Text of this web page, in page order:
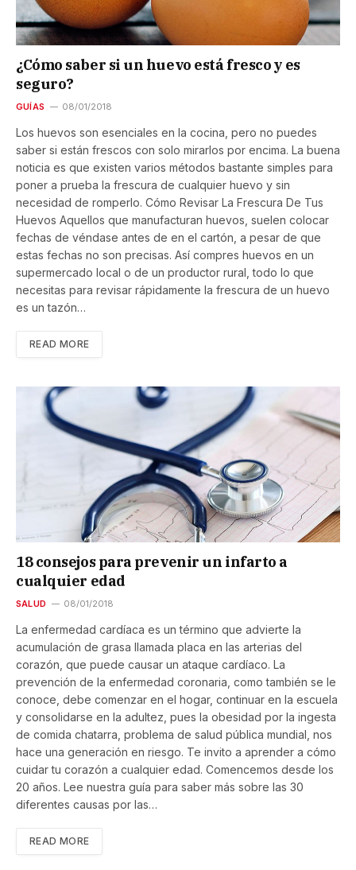
¿Cómo saber si un huevo está fresco y es
seguro?
GUÍAS 08/01/2018
Los huevos son esenciales en la cocina, pero no puedes
saber si están frescos con solo mirarlos por encima. La buena
noticia es que existen varios métodos bastante simples para
poner a prueba la frescura de cualquier huevo y sin
necesidad de romperlo. Cómo Revisar La Frescura De Tus
Huevos Aquellos que manufacturan huevos, suelen colocar
fechas de véndase antes de en el cartón, a pesar de que
estas fechas no son precisas. Así compres huevos en un
supermercado local o de un productor rural, todo lo que
necesitas para revisar rápidamente la frescura de un huevo
es un tazón…
READ MORE
18 consejos para prevenir un infarto a
cualquier edad
SALUD 08/01/2018
La enfermedad cardíaca es un término que advierte la
acumulación de grasa llamada placa en las arterias del
corazón, que puede causar un ataque cardíaco. La
prevención de la enfermedad coronaria, como también se le
conoce, debe comenzar en el hogar, continuar en la escuela
y consolidarse en la adultez, pues la obesidad por la ingesta
de comida chatarra, problema de salud pública mundial, nos
hace una generación en riesgo. Te invito a aprender a cómo
cuidar tu corazón a cualquier edad. Comencemos desde los
20 años. Lee nuestra guía para saber más sobre las 30
diferentes causas por las…
READ MORE